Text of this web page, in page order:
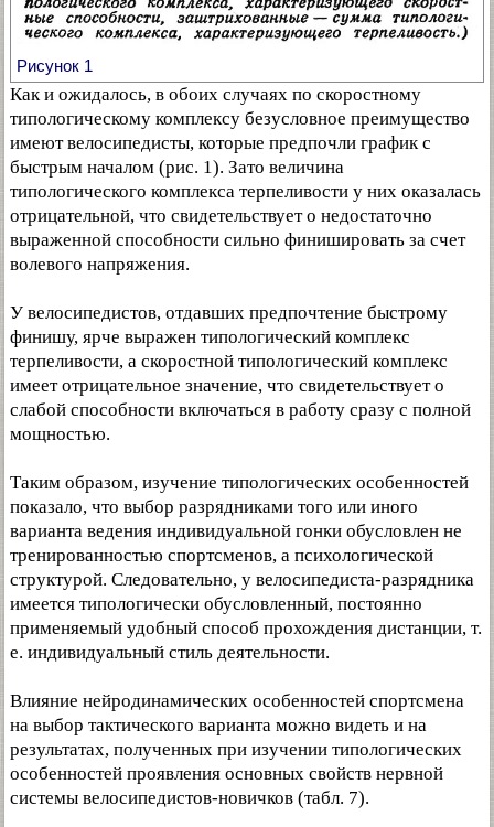
Рисунок 1
Как и ожидалось, в обоих случаях по скоростному
типологическому комплексу безусловное преимущество
имеют велосипедисты, которые предпочли график с
быстрым началом (рис. 1). Зато величина
типологического комплекса терпеливости у них оказалась
отрицательной, что свидетельствует о недостаточно
выраженной способности сильно финишировать за счет
волевого напряжения.
У велосипедистов, отдавших предпочтение быстрому
финишу, ярче выражен типологический комплекс
терпеливости, а скоростной типологический комплекс
имеет отрицательное значение, что свидетельствует о
слабой способности включаться в работу сразу с полной
мощностью.
Таким образом, изучение типологических особенностей
показало, что выбор разрядниками того или иного
варианта ведения индивидуальной гонки обусловлен не
тренированностью спортсменов, а психологической
структурой. Следовательно, у велосипедиста-разрядника
имеется типологически обусловленный, постоянно
применяемый удобный способ прохождения дистанции, т.
е. индивидуальный стиль деятельности.
Влияние нейродинамических особенностей спортсмена
на выбор тактического варианта можно видеть и на
результатах, полученных при изучении типологических
особенностей проявления основных свойств нервной
системы велосипедистов-новичков (табл. 7).